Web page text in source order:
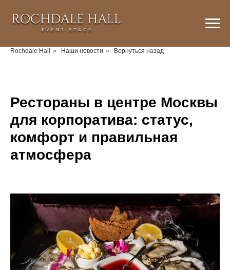
Rochdale Hall » Наши новости » Вернуться назад
Рестораны в центре Москвы
для корпоратива: статус,
комфорт и правильная
атмосфера